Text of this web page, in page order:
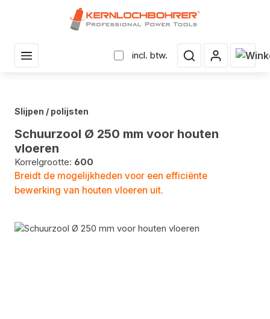
incl. btw.
Slijpen / polijsten
Schuurzool Ø 250 mm voor houten
vloeren
Korrelgrootte: 600
Breidt de mogelijkheden voor een efficiënte
bewerking van houten vloeren uit.
Fotogalerij overslaan